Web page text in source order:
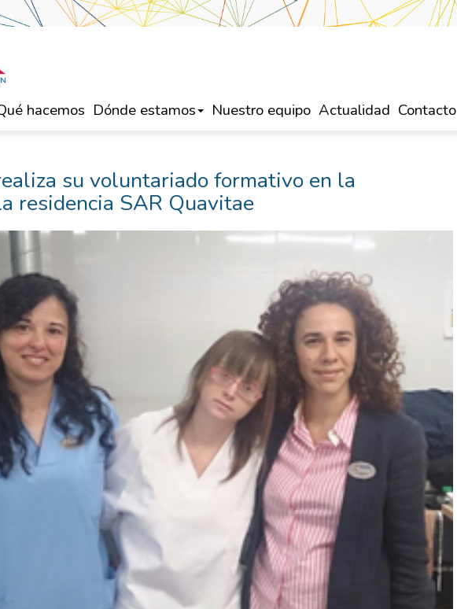
hacemos Dónde estamos Nuestro equipo Actualidad Contacto
su voluntariado formativo en la
residencia SAR Quavitae